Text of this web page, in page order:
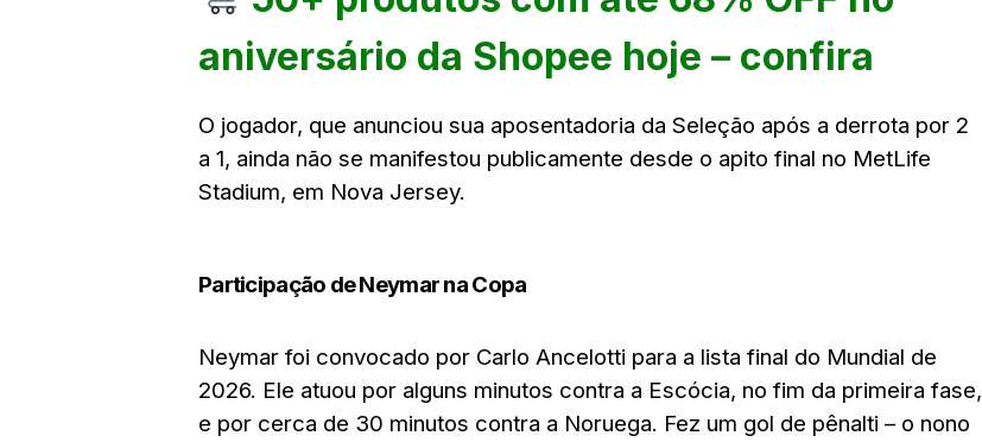
aniversário da Shopee hoje – confira
O jogador, que anunciou sua aposentadoria da Seleção após a derrota por 2
a 1, ainda não se manifestou publicamente desde o apito final no MetLife
Stadium, em Nova Jersey.
Participação de Neymar na Copa
Neymar foi convocado por Carlo Ancelotti para a lista final do Mundial de
2026. Ele atuou por alguns minutos contra a Escócia, no fim da primeira fase,
e por cerca de 30 minutos contra a Noruega. Fez um gol de pênalti – o nono